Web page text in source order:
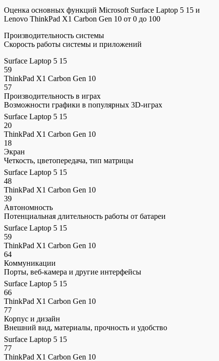
Оценка основных функций Microsoft Surface Laptop 5 15 и
Lenovo ThinkPad X1 Carbon Gen 10 от 0 до 100
Производительность системы
Скорость работы системы и приложений
Surface Laptop 5 15
59
ThinkPad X1 Carbon Gen 10
57
Производительность в играх
Возможности графики в популярных 3D-играх
Surface Laptop 5 15
20
ThinkPad X1 Carbon Gen 10
18
Экран
Четкость, цветопередача, тип матрицы
Surface Laptop 5 15
48
ThinkPad X1 Carbon Gen 10
39
Автономность
Потенциальная длительность работы от батареи
Surface Laptop 5 15
59
ThinkPad X1 Carbon Gen 10
64
Коммуникации
Порты, веб-камера и другие интерфейсы
Surface Laptop 5 15
66
ThinkPad X1 Carbon Gen 10
77
Корпус и дизайн
Внешний вид, материалы, прочность и удобство
Surface Laptop 5 15
77
ThinkPad X1 Carbon Gen 10